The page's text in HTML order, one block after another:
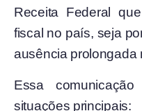
Receita Federal
fiscal no país, seja
ausência prolongada
Essa
situações principais: